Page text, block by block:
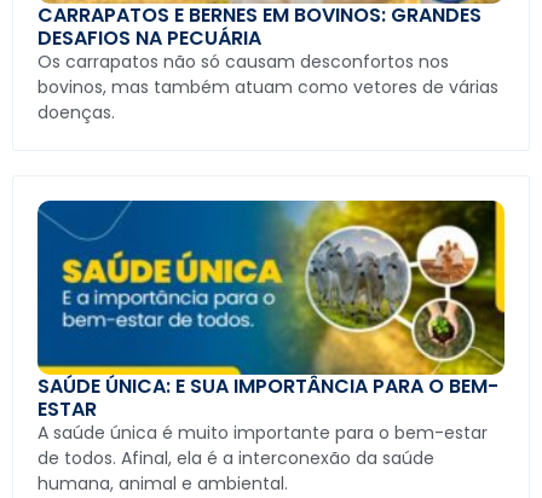
CARRAPATOS E BERNES EM BOVINOS: GRANDES
DESAFIOS NA PECUÁRIA
Os carrapatos não só causam desconfortos nos
bovinos, mas também atuam como vetores de várias
doenças.
SAÚDE ÚNICA: E SUA IMPORTÂNCIA PARA O BEM-
ESTAR
A saúde única é muito importante para o bem-estar
de todos. Afinal, ela é a interconexão da saúde
humana, animal e ambiental.